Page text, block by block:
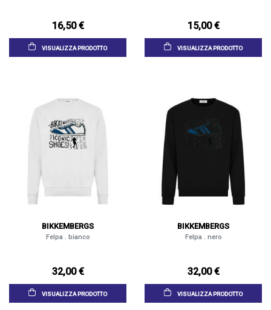
16,50 €
VISUALIZZA PRODOTTO
15,00 €
VISUALIZZA PRODOTTO
BIKKEMBERGS
Felpa . bianco
32,00 €
VISUALIZZA PRODOTTO
BIKKEMBERGS
Felpa . nero
32,00 €
VISUALIZZA PRODOTTO